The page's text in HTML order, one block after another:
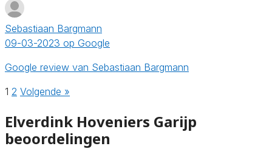
Sebastiaan Bargmann
09-03-2023 op Google
Google review van Sebastiaan Bargmann
1 2 Volgende »
Elverdink Hoveniers Garijp
beoordelingen